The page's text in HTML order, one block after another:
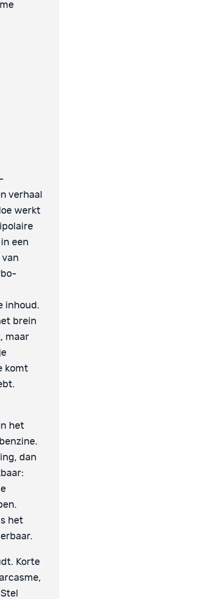
verhaal
werkt
een
inhoud.
brein
maar
komt
het
dan
het
Korte